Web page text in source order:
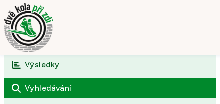
Úvod
O závodě
Výsledky
Vyhledávání